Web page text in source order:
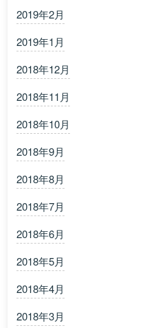
2019年2月
2019年1月
2018年12月
2018年11月
2018年10月
2018年9月
2018年8月
2018年7月
2018年6月
2018年5月
2018年4月
2018年3月